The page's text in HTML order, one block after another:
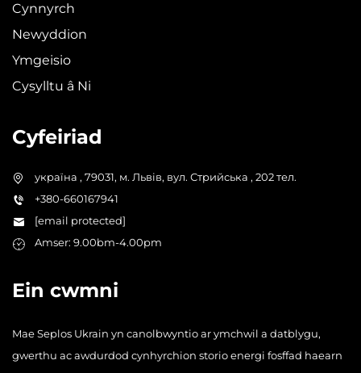
Cynnyrch
Newyddion
Ymgeisio
Cysylltu â Ni
Cyfeiriad
україна , 79031, м. Львів, вул. Стрийська , 202 тел.
+380-660167941
[email protected]
Amser: 9.00bm-4.00pm
Ein cwmni
Mae Seplos Ukrain yn canolbwyntio ar ymchwil a datblygu,
gwerthu ac awdurdod cynhyrchion storio energi fosffad haearn